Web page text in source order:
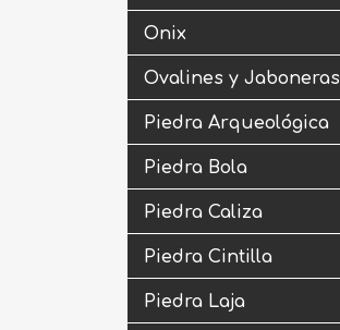
Onix
Ovalines y Jaboneras
Piedra Arqueológica
Piedra Bola
Piedra Caliza
Piedra Cintilla
Piedra Laja